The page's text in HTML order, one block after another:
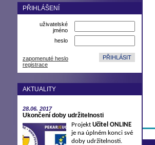
PŘIHLÁŠENÍ
uživatelské
jméno
heslo
zapomenuté heslo
registrace
AKTUALITY
28.06. 2017
Ukončení doby udržitelnosti
Projekt Učitel ONLINE
je na úplném konci své
doby udržitelnosti.